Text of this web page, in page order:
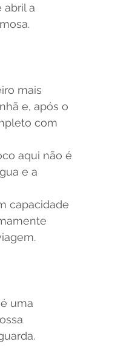
abril a
mais
e, após o
com
aqui não é
e a
capacidade
uma